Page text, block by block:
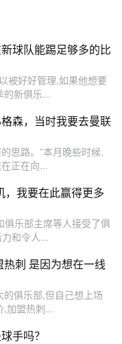
球队能踢足够多的比
被好好管理,如果他想要
的新俱乐...
森，当时我要去曼联
思路。”本月晚些时候,
正在向...
，我要在此赢得更多
俱乐部主席等人接受了俱
和令人...
刺 是因为想在一线
俱乐部,但自己想上场
,加盟热刺...
手吗？